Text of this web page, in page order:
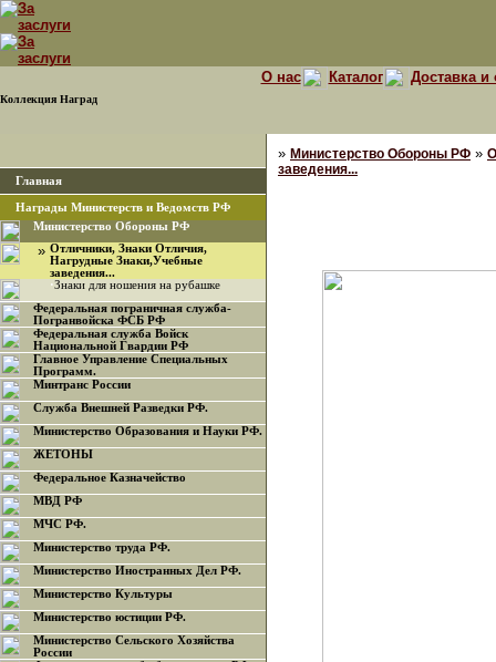
Коллекция Наград
О нас Каталог Доставка и
Главная
Награды Министерств и Ведомств РФ
Министерство Обороны РФ
» Отличники, Знаки Отличия,
Нагрудные Знаки,Учебные
заведения...
·Знаки для ношения на рубашке
Федеральная пограничная служба-
Погранвойска ФСБ РФ
Федеральная служба Войск
Национальной Гвардии РФ
Главное Управление Специальных
Программ.
Минтранс России
Служба Внешней Разведки РФ.
Министерство Образования и Науки РФ.
ЖЕТОНЫ
Федеральное Казначейство
МВД РФ
МЧС РФ.
Министерство труда РФ.
Министерство Иностранных Дел РФ.
Министерство Культуры
Министерство юстиции РФ.
Министерство Сельского Хозяйства
России
» Министерство Обороны РФ »
заведения...